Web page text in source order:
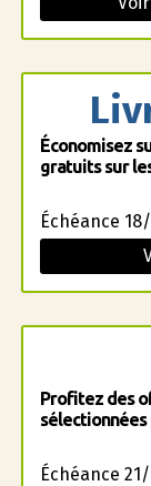
Économisez
gratuits sur
Échéance
Profitez des
sélectionnées
Échéance